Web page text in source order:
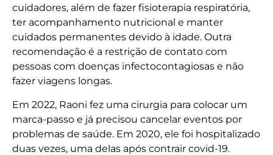
cuidadores, além de fazer fisioterapia respiratória,
ter acompanhamento nutricional e manter
cuidados permanentes devido à idade. Outra
recomendação é a restrição de contato com
pessoas com doenças infectocontagiosas e não
fazer viagens longas.
Em 2022, Raoni fez uma cirurgia para colocar um
marca-passo e já precisou cancelar eventos por
problemas de saúde. Em 2020, ele foi hospitalizado
duas vezes, uma delas após contrair covid-19.